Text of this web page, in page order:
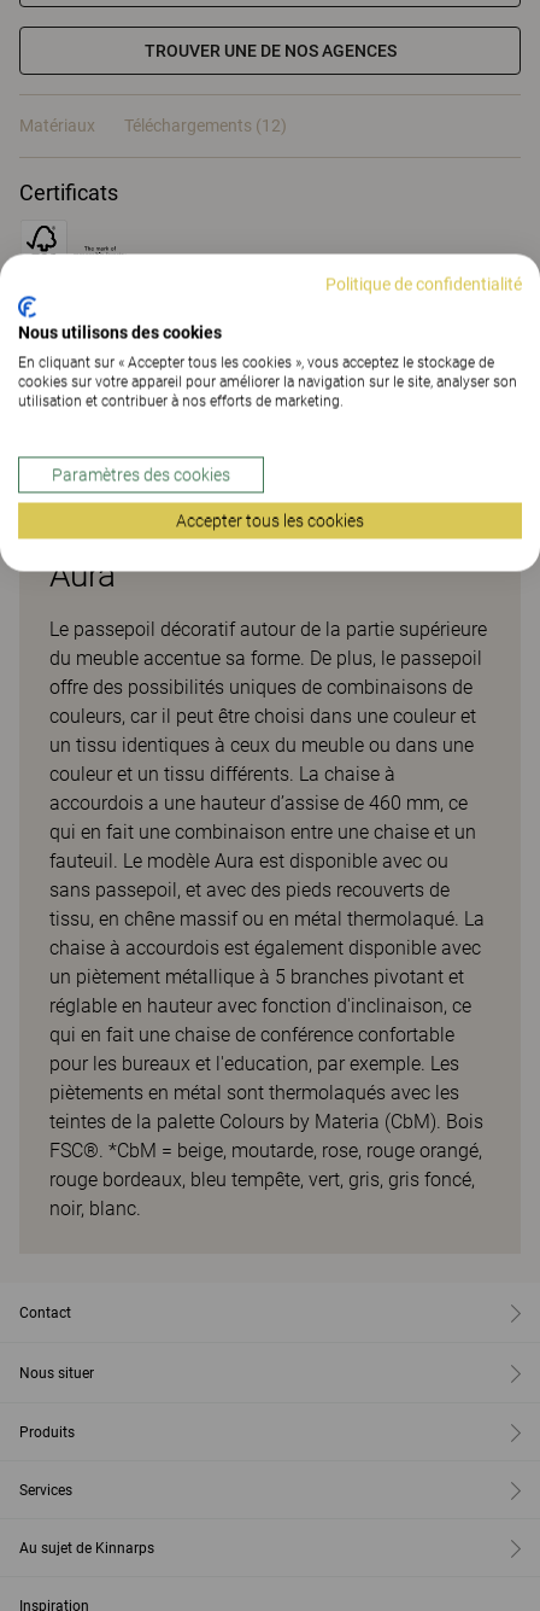
TROUVER UNE DE NOS AGENCES
Matériaux Téléchargements (12)
Certificats
Matériaux
Aura
Le passepoil décoratif autour de la partie supérieure
du meuble accentue sa forme. De plus, le passepoil
offre des possibilités uniques de combinaisons de
couleurs, car il peut être choisi dans une couleur et
un tissu identiques à ceux du meuble ou dans une
couleur et un tissu différents. La chaise à
accourdois a une hauteur d’assise de 460 mm, ce
qui en fait une combinaison entre une chaise et un
fauteuil. Le modèle Aura est disponible avec ou
sans passepoil, et avec des pieds recouverts de
tissu, en chêne massif ou en métal thermolaqué. La
chaise à accourdois est également disponible avec
un piètement métallique à 5 branches pivotant et
réglable en hauteur avec fonction d'inclinaison, ce
qui en fait une chaise de conférence confortable
pour les bureaux et l'education, par exemple. Les
piètements en métal sont thermolaqués avec les
teintes de la palette Colours by Materia (CbM). Bois
FSC®. *CbM = beige, moutarde, rose, rouge orangé,
rouge bordeaux, bleu tempête, vert, gris, gris foncé,
noir, blanc.
Contact
Nous situer
Produits
Services
Au sujet de Kinnarps
Inspiration
Politique de confidentialité
Nous utilisons des cookies
En cliquant sur « Accepter tous les cookies », vous acceptez le stockage de
cookies sur votre appareil pour améliorer la navigation sur le site, analyser son
utilisation et contribuer à nos efforts de marketing.
Paramètres des cookies
Accepter tous les cookies